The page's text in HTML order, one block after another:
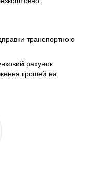
транспортною
рахунок
грошей на